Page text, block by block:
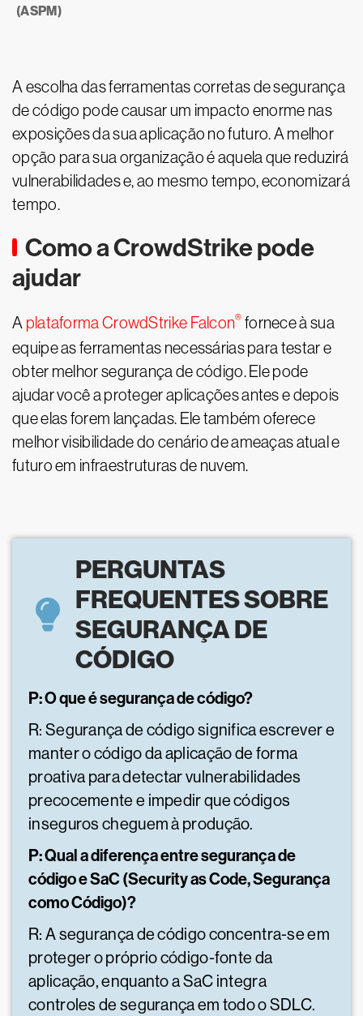
(ASPM)
A escolha das ferramentas corretas de segurança
de código pode causar um impacto enorme nas
exposições da sua aplicação no futuro. A melhor
opção para sua organização é aquela que reduzirá
vulnerabilidades e, ao mesmo tempo, economizará
tempo.
Como a CrowdStrike pode
ajudar
A plataforma CrowdStrike Falcon® fornece à sua
equipe as ferramentas necessárias para testar e
obter melhor segurança de código. Ele pode
ajudar você a proteger aplicações antes e depois
que elas forem lançadas. Ele também oferece
melhor visibilidade do cenário de ameaças atual e
futuro em infraestruturas de nuvem.
PERGUNTAS
FREQUENTES SOBRE
SEGURANÇA DE
CÓDIGO
P: O que é segurança de código?
R: Segurança de código significa escrever e
manter o código da aplicação de forma
proativa para detectar vulnerabilidades
precocemente e impedir que códigos
inseguros cheguem à produção.
P: Qual a diferença entre segurança de
código e SaC (Security as Code, Segurança
como Código)?
R: A segurança de código concentra-se em
proteger o próprio código-fonte da
aplicação, enquanto a SaC integra
controles de segurança em todo o SDLC.